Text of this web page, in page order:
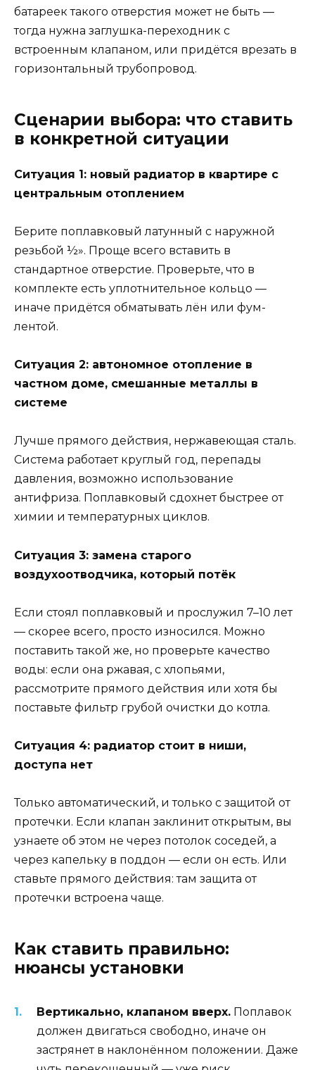
батареек такого отверстия может не быть —
тогда нужна заглушка-переходник с
встроенным клапаном, или придётся врезать в
горизонтальный трубопровод.
Сценарии выбора: что ставить
в конкретной ситуации
Ситуация 1: новый радиатор в квартире с
центральным отоплением
Берите поплавковый латунный с наружной
резьбой ½». Проще всего вставить в
стандартное отверстие. Проверьте, что в
комплекте есть уплотнительное кольцо —
иначе придётся обматывать лён или фум-
лентой.
Ситуация 2: автономное отопление в
частном доме, смешанные металлы в
системе
Лучше прямого действия, нержавеющая сталь.
Система работает круглый год, перепады
давления, возможно использование
антифриза. Поплавковый сдохнет быстрее от
химии и температурных циклов.
Ситуация 3: замена старого
воздухоотводчика, который потёк
Если стоял поплавковый и прослужил 7–10 лет
— скорее всего, просто износился. Можно
поставить такой же, но проверьте качество
воды: если она ржавая, с хлопьями,
рассмотрите прямого действия или хотя бы
поставьте фильтр грубой очистки до котла.
Ситуация 4: радиатор стоит в ниши,
доступа нет
Только автоматический, и только с защитой от
протечки. Если клапан заклинит открытым, вы
узнаете об этом не через потолок соседей, а
через капельку в поддон — если он есть. Или
ставьте прямого действия: там защита от
протечки встроена чаще.
Как ставить правильно:
нюансы установки
Вертикально, клапаном вверх. Поплавок
должен двигаться свободно, иначе он
застрянет в наклонённом положении. Даже